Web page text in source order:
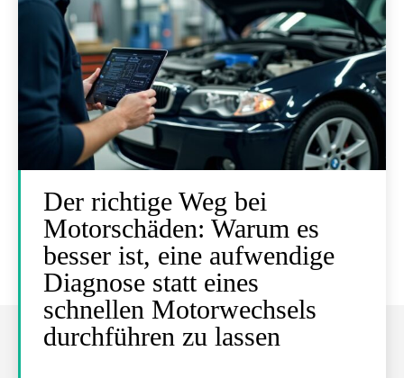
Der richtige Weg bei
Motorschäden: Warum es
besser ist, eine aufwendige
Diagnose statt eines
schnellen Motorwechsels
durchführen zu lassen